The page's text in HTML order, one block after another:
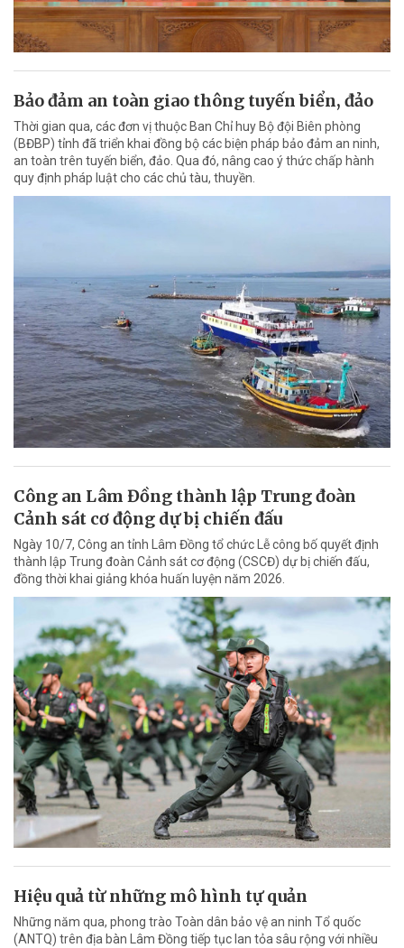
Bảo đảm an toàn giao thông tuyến biển, đảo
Thời gian qua, các đơn vị thuộc Ban Chỉ huy Bộ đội Biên phòng
(BĐBP) tỉnh đã triển khai đồng bộ các biện pháp bảo đảm an ninh,
an toàn trên tuyến biển, đảo. Qua đó, nâng cao ý thức chấp hành
quy định pháp luật cho các chủ tàu, thuyền.
Công an Lâm Đồng thành lập Trung đoàn
Cảnh sát cơ động dự bị chiến đấu
Ngày 10/7, Công an tỉnh Lâm Đồng tổ chức Lễ công bố quyết định
thành lập Trung đoàn Cảnh sát cơ động (CSCĐ) dự bị chiến đấu,
đồng thời khai giảng khóa huấn luyện năm 2026.
Hiệu quả từ những mô hình tự quản
Những năm qua, phong trào Toàn dân bảo vệ an ninh Tổ quốc
(ANTQ) trên địa bàn Lâm Đồng tiếp tục lan tỏa sâu rộng với nhiều